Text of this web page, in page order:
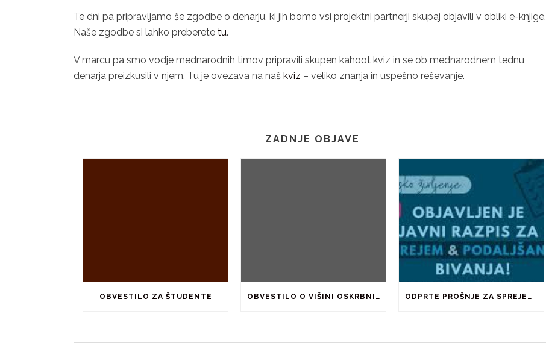
Te dni pa pripravljamo še zgodbe o denarju, ki jih bomo vsi projektni partnerji skupaj objavili v obliki e-knjige.
Naše zgodbe si lahko preberete tu.
V marcu pa smo vodje mednarodnih timov pripravili skupen kahoot kviz in se ob mednarodnem tednu
denarja preizkusili v njem. Tu je ovezava na naš kviz – veliko znanja in uspešno reševanje.
ZADNJE OBJAVE
OBVESTILO ZA ŠTUDENTE OBVESTILO O VIŠINI OSKRBNINE ZA ŠOLSKO LETO 2026/2027 ODPRTE PROŠNJE ZA SPREJEM IN PODALJŠANJE BIVANJA V ŠTUDENTSKIH DOMOVIH IN PRI ZASEBNIKIH